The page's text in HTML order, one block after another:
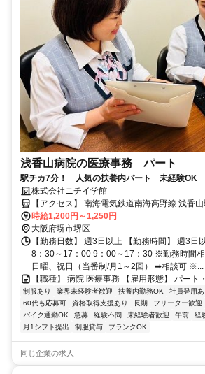
浅香山病院の医療事務 パート
駅チカ7分！ 人気の扶養内パート 未経験OK
株式会社ニチイ学館
【アクセス】 南海電気鉄道南海高野線 浅香山駅 徒歩8
府 堺市堺区 今池町３丁３-１６ ■アクセス 南海電気鉄道南海高野線 浅
香山駅 徒歩8分
時給1,200円～1,250円
大阪府堺市堺区
【勤務日数】 週3日以上 【勤務時間】 週3日
8：30～17：00 9：00～17：30 ※勤務時間
日曜、祝日（当番制/月1～2回） ➡相談可 ※...
【職種】 病院 医療事務 【雇用形態】 パート
制服あり 業界未経験者歓迎 扶養内勤務OK 社員登用あ
60代も応募可
資格取得支援あり 長期 フリーター歓迎
バイク通勤OK
急募 経験不問 未経験者歓迎 午前 経
月1シフト提出
制服貸与 ブランクOK
同じ企業の求人